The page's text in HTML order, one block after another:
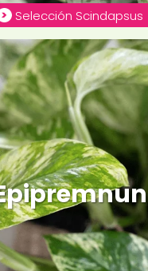
Selección Scindapsus